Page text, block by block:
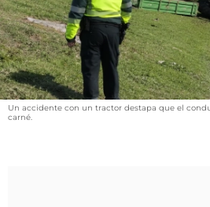
FIESTAS EN EL ALTO ARAGÓN
FIESTAS DE SAN LORENZO
AGENDA
CARTELERA
Un accidente con un tractor destapa que el
carné.